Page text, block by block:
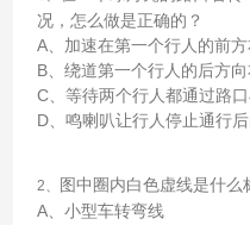
况，怎么做是正确的？
A、加速在第一个行人的前
B、绕道第一个行人的后方
C、等待两个行人都通过路
D、鸣喇叭让行人停止通行
2、
图中圈内白色虚线是什么
A、小型车转弯线